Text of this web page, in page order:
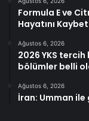
Formula E ve
Hayatını
Ağustos 6, 2026
2026 YKS tercih
bölümler belli
Ağustos 6, 2026
İran: Umman